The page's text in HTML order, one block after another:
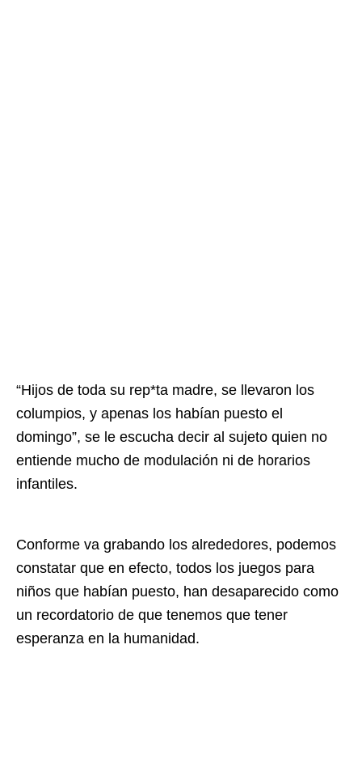
“Hijos de toda su rep*ta madre, se llevaron los
columpios, y apenas los habían puesto el
domingo”, se le escucha decir al sujeto quien no
entiende mucho de modulación ni de horarios
infantiles.
Conforme va grabando los alrededores, podemos
constatar que en efecto, todos los juegos para
niños que habían puesto, han desaparecido como
un recordatorio de que tenemos que tener
esperanza en la humanidad.